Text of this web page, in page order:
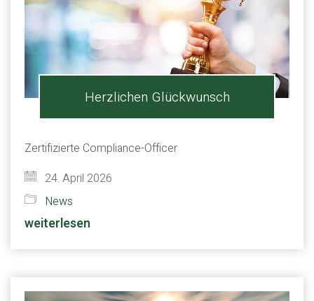
Herzlichen Glückwunsch
Zertifizierte Compliance-Officer
24. April 2026
News
weiterlesen